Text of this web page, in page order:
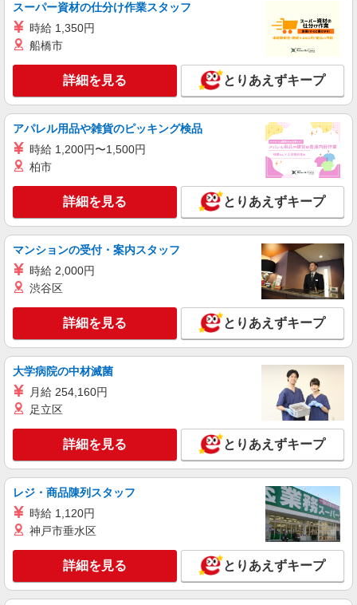
1141円 ★職種を限定しての募集のため、勤務時
間・曜日の項目をご確認ください。
キープ 詳細を見る
アルバイト
いなげや 大泉学園店
食品スーパースタッフ（惣菜、一般食品、青
果）
大学・専門学生／時給1141円〜 高校生／時給
1141円（22:00までの勤務） ※22:00以降／時給
30％増（深夜割増） ★職種を限定しての募集のた
め、勤務時間・曜日の項目をご確認ください。
埼玉県新座市栄4-1-26
キープ 詳細を見る
パート
いなげや 新座東店
食品スーパースタッフ（ベーカリー）
時給：1204円（ベーカリー） ※曜日・時間帯
によって加算 ▼詳細は以下の通り 日・祝日／時給
125円増 ★学生以外の長期希望の方はパート対象
です。 ★職種を限定しての募集のため、勤務時
間・曜日の項目をご確認ください。
キープ 詳細を見る
いなげや 大泉学園店
食品スーパースタッフ（寿司、惣菜、青果夜間
業務）
時給：1413円（寿司・惣菜） 時給：1276円
（青果夜間業務） ※曜日・時間帯によって加算 ▼
詳細は以下の通り 日・祝日／時給125円増 7:30〜
8:00／時給200円増 18:00以降／時給200円増
22:00以降／時給30％増（深夜割増） ★学生以外
の長期希望の方はパート対象です。 ★職種を限定
しての募集のため、勤務時間・曜日の項目をご確
キープ 詳細を見る
スーパー資材の仕分け作業スタッフ
時給 1,350円
船橋市
詳細を見る とりあえずキープ
アパレル用品や雑貨のピッキング検品
時給 1,200円〜1,500円
柏市
詳細を見る とりあえずキープ
マンションの受付・案内スタッフ
時給 2,000円
渋谷区
詳細を見る とりあえずキープ
大学病院の中材滅菌
月給 254,160円
足立区
詳細を見る とりあえずキープ
レジ・商品陳列スタッフ
時給 1,120円
神戸市垂水区
詳細を見る とりあえずキープ